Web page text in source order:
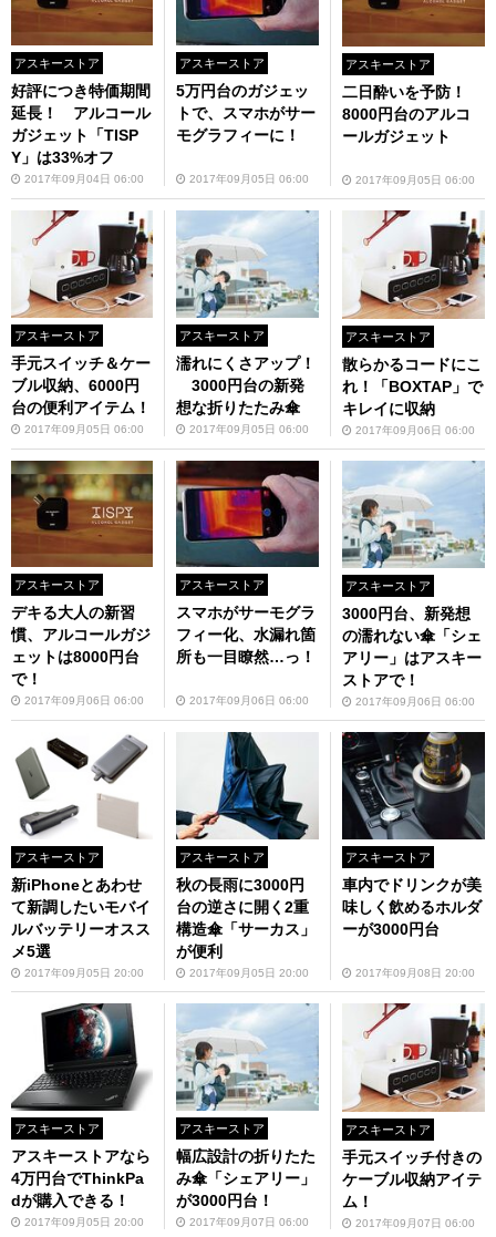
アスキーストア
好評につき特価期間
延長！ アルコール
ガジェット「TISP
Y」は33%オフ
2017年09月04日 06:00
アスキーストア
5万円台のガジェッ
トで、スマホがサー
モグラフィーに！
2017年09月05日 06:00
アスキーストア
二日酔いを予防！
8000円台のアルコ
ールガジェット
2017年09月05日 06:00
アスキーストア
手元スイッチ＆ケー
ブル収納、6000円
台の便利アイテム！
2017年09月05日 06:00
アスキーストア
濡れにくさアップ！
3000円台の新発
想な折りたたみ傘
2017年09月05日 06:00
アスキーストア
散らかるコードにこ
れ！「BOXTAP」で
キレイに収納
2017年09月06日 06:00
アスキーストア
デキる大人の新習
慣、アルコールガジ
ェットは8000円台
で！
2017年09月06日 06:00
アスキーストア
スマホがサーモグラ
フィー化、水漏れ箇
所も一目瞭然…っ！
2017年09月06日 06:00
アスキーストア
3000円台、新発想
の濡れない傘「シェ
アリー」はアスキー
ストアで！
2017年09月06日 06:00
アスキーストア
新iPhoneとあわせ
て新調したいモバイ
ルバッテリーオスス
メ5選
2017年09月05日 20:00
アスキーストア
秋の長雨に3000円
台の逆さに開く2重
構造傘「サーカス」
が便利
2017年09月05日 20:00
アスキーストア
車内でドリンクが美
味しく飲めるホルダ
ーが3000円台
2017年09月08日 20:00
アスキーストア
アスキーストアなら
4万円台でThinkPa
dが購入できる！
2017年09月05日 20:00
アスキーストア
幅広設計の折りたた
み傘「シェアリー」
が3000円台！
2017年09月07日 06:00
アスキーストア
手元スイッチ付きの
ケーブル収納アイテ
ム！
2017年09月07日 06:00